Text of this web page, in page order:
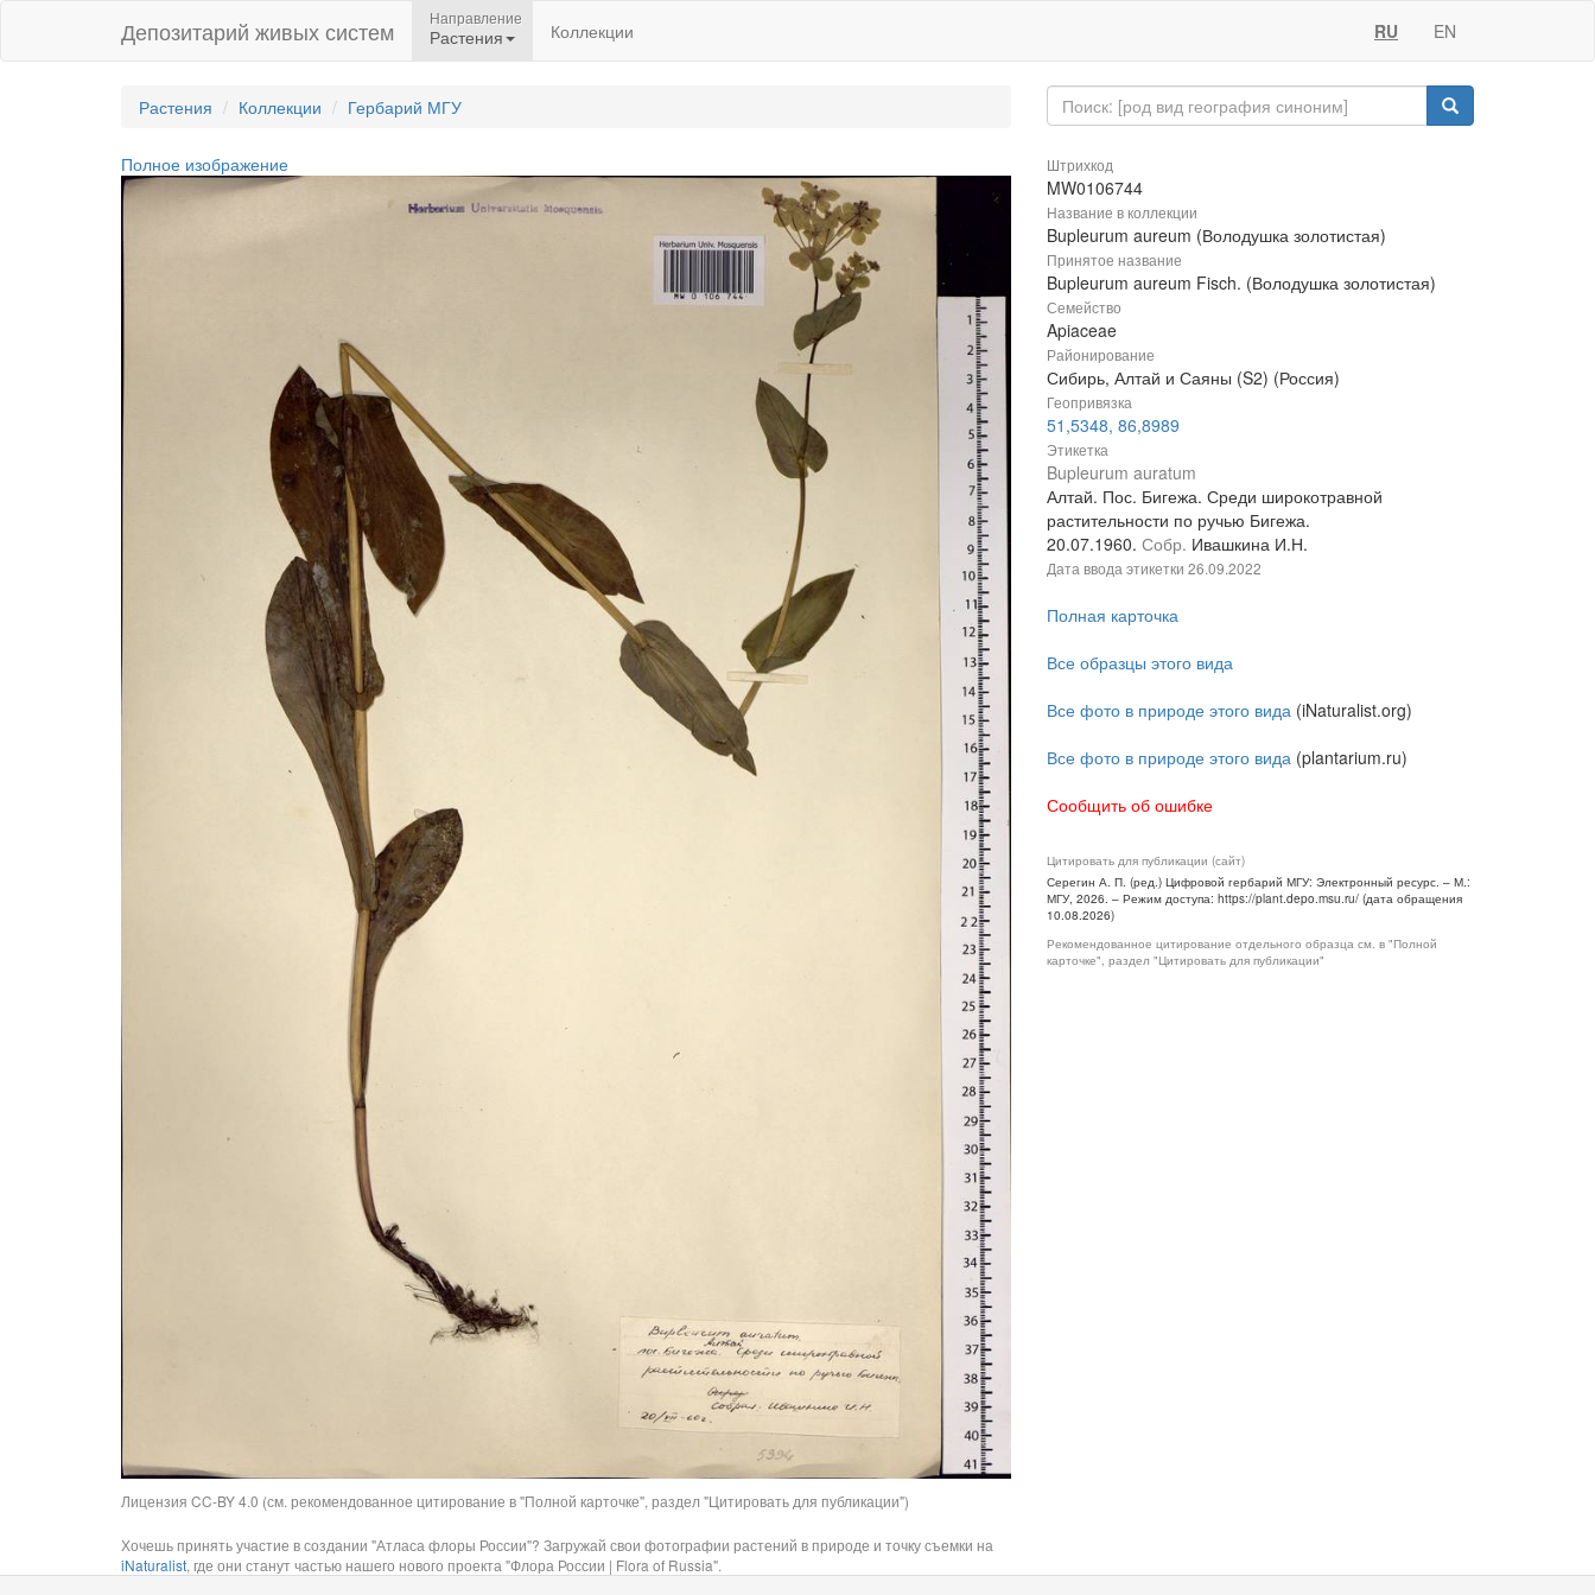
Депозитарий живых систем Направление
Растения Коллекции RU EN
Растения Коллекции Гербарий МГУ
Полное изображение
Лицензия CC-BY 4.0 (см. рекомендованное цитирование в "Полной карточке", раздел "Цитировать для публикации")
Хочешь принять участие в создании "Атласа флоры России"? Загружай свои фотографии растений в природе и точку съемки на
iNaturalist, где они станут частью нашего нового проекта "Флора России | Flora of Russia".
Штрихкод
MW0106744
Название в коллекции
Bupleurum aureum (Володушка золотистая)
Принятое название
Bupleurum aureum Fisch. (Володушка золотистая)
Семейство
Apiaceae
Районирование
Сибирь, Алтай и Саяны (S2) (Россия)
Геопривязка
51,5348, 86,8989
Этикетка
Bupleurum auratum
Алтай. Пос. Бигежа. Среди широкотравной
растительности по ручью Бигежа.
20.07.1960. Собр. Ивашкина И.Н.
Дата ввода этикетки 26.09.2022
Полная карточка
Все образцы этого вида
Все фото в природе этого вида (iNaturalist.org)
Все фото в природе этого вида (plantarium.ru)
Сообщить об ошибке
Цитировать для публикации (сайт)
Серегин А. П. (ред.) Цифровой гербарий МГУ: Электронный ресурс. – М.:
МГУ, 2026. – Режим доступа: https://plant.depo.msu.ru/ (дата обращения
10.08.2026)
Рекомендованное цитирование отдельного образца см. в "Полной
карточке", раздел "Цитировать для публикации"